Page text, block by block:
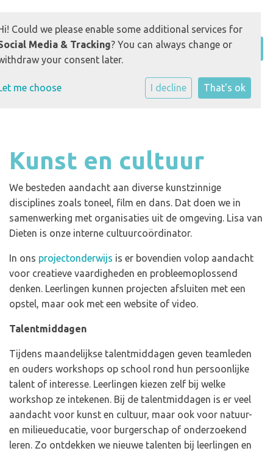
Kunst en cultuur
We besteden aandacht aan diverse kunstzinnige
disciplines zoals toneel, film en dans. Dat doen we in
samenwerking met organisaties uit de omgeving. Lisa van
Dieten is onze interne cultuurcoördinator.
In ons projectonderwijs is er bovendien volop aandacht
voor creatieve vaardigheden en probleemoplossend
denken. Leerlingen kunnen projecten afsluiten met een
opstel, maar ook met een website of video.
Talentmiddagen
Tijdens maandelijkse talentmiddagen geven teamleden
en ouders workshops op school rond hun persoonlijke
talent of interesse. Leerlingen kiezen zelf bij welke
workshop ze intekenen. Bij de talentmiddagen is er veel
aandacht voor kunst en cultuur, maar ook voor natuur-
en milieueducatie, voor burgerschap of onderzoekend
leren. Zo ontdekken we nieuwe talenten bij leerlingen en
Could we please enable some additional services for
Media & Tracking? You can always change or
your consent later.
me choose I decline That's ok